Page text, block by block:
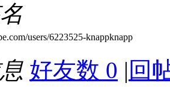
users/6223525-knappknapp
好友数 0 | 回